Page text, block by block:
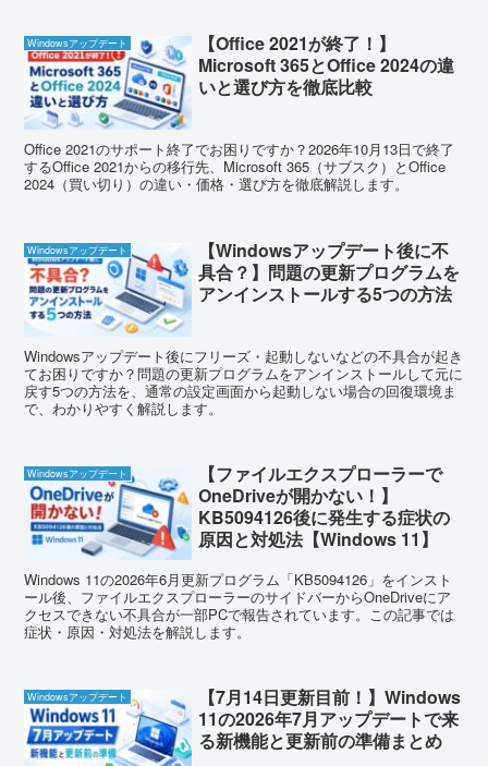
Windowsアップデート
【Office 2021が終了！】
Microsoft 365とOffice 2024の違
いと選び方を徹底比較
Office 2021のサポート終了でお困りですか？2026年10月13日で終了
するOffice 2021からの移行先、Microsoft 365（サブスク）とOffice
2024（買い切り）の違い・価格・選び方を徹底解説します。
Windowsアップデート
【Windowsアップデート後に不
具合？】問題の更新プログラムを
アンインストールする5つの方法
Windowsアップデート後にフリーズ・起動しないなどの不具合が起き
てお困りですか？問題の更新プログラムをアンインストールして元に
戻す5つの方法を、通常の設定画面から起動しない場合の回復環境ま
で、わかりやすく解説します。
Windowsアップデート
【ファイルエクスプローラーで
OneDriveが開かない！】
KB5094126後に発生する症状の
原因と対処法【Windows 11】
Windows 11の2026年6月更新プログラム「KB5094126」をインスト
ール後、ファイルエクスプローラーのサイドバーからOneDriveにア
クセスできない不具合が一部PCで報告されています。この記事では
症状・原因・対処法を解説します。
Windowsアップデート
【7月14日更新目前！】Windows
11の2026年7月アップデートで来
る新機能と更新前の準備まとめ